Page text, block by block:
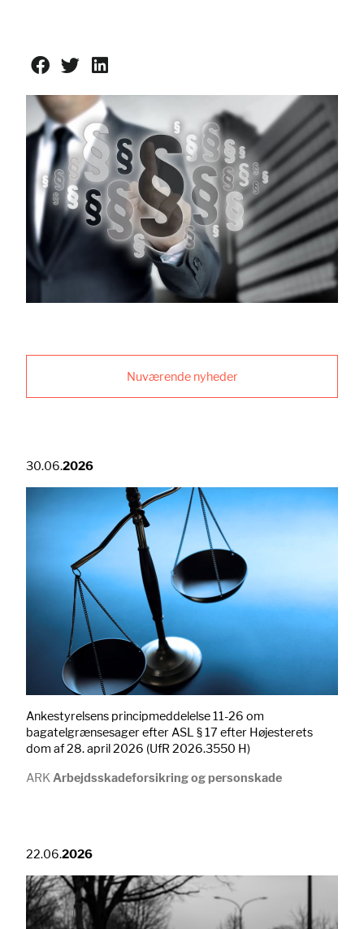
Nuværende nyheder
30.06.2026
Ankestyrelsens principmeddelelse 11-26 om
bagatelgrænsesager efter ASL § 17 efter Højesterets
dom af 28. april 2026 (UfR 2026.3550 H)
ARK Arbejdsskadeforsikring og personskade
22.06.2026